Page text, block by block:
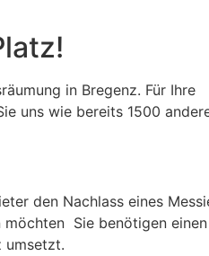
in Bregenz. Für Ihre
uns wie bereits 1500
den Nachlass eines
möchten Sie benötigen einen
umsetzt.